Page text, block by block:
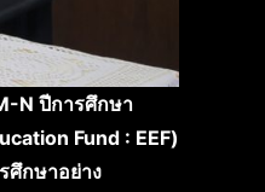
N ปีการศึกษา
Fund : EEF)
ารศึกษาอย่าง